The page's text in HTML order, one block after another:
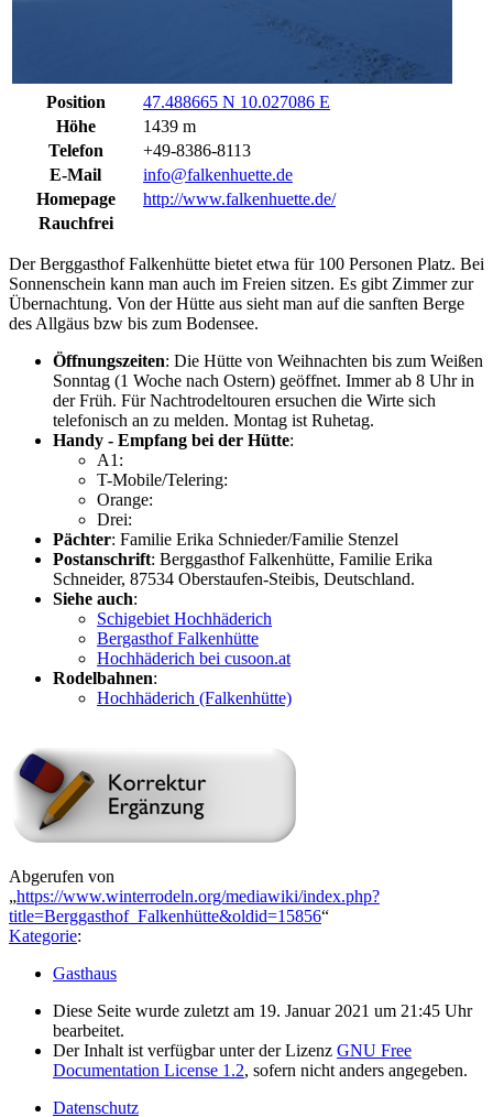
Position
47.488665 N 10.027086 E
Höhe
1439 m
Telefon
+49-8386-8113
E-Mail
info@falkenhuette.de
Homepage
http://www.falkenhuette.de/
Rauchfrei
Der Berggasthof Falkenhütte bietet etwa für 100 Personen Platz. Bei
Sonnenschein kann man auch im Freien sitzen. Es gibt Zimmer zur
Übernachtung. Von der Hütte aus sieht man auf die sanften Berge
des Allgäus bzw bis zum Bodensee.
Öffnungszeiten: Die Hütte von Weihnachten bis zum Weißen
Sonntag (1 Woche nach Ostern) geöffnet. Immer ab 8 Uhr in
der Früh. Für Nachtrodeltouren ersuchen die Wirte sich
telefonisch an zu melden. Montag ist Ruhetag.
Handy - Empfang bei der Hütte:
A1:
T-Mobile/Telering:
Orange:
Drei:
Pächter: Familie Erika Schnieder/Familie Stenzel
Postanschrift: Berggasthof Falkenhütte, Familie Erika
Schneider, 87534 Oberstaufen-Steibis, Deutschland.
Siehe auch:
Schigebiet Hochhäderich
Bergasthof Falkenhütte
Hochhäderich bei cusoon.at
Rodelbahnen:
Hochhäderich (Falkenhütte)
Abgerufen von
„https://www.winterrodeln.org/mediawiki/index.php?
title=Berggasthof_Falkenhütte&oldid=15856“
Kategorie:
Gasthaus
Diese Seite wurde zuletzt am 19. Januar 2021 um 21:45 Uhr
bearbeitet.
Der Inhalt ist verfügbar unter der Lizenz GNU Free
Documentation License 1.2, sofern nicht anders angegeben.
Datenschutz